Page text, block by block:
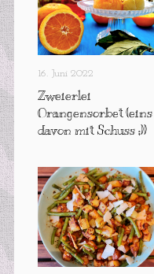
16. Juni 2022
Zweierlei
Orangensorbet (eins
davon mit Schuss ;))